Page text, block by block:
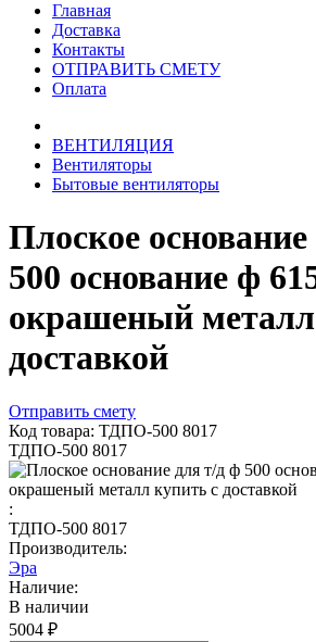
Главная
Доставка
Контакты
ОТПРАВИТЬ СМЕТУ
Оплата
ВЕНТИЛЯЦИЯ
Вентиляторы
Бытовые вентиляторы
Плоское
500 основание ф
окрашеный
доставкой
Отправить смету
Код товара: ТДПО-500 8017
ТДПО-500 8017
:
ТДПО-500 8017
Производитель:
Эра
Наличие:
В наличии
5004 ₽